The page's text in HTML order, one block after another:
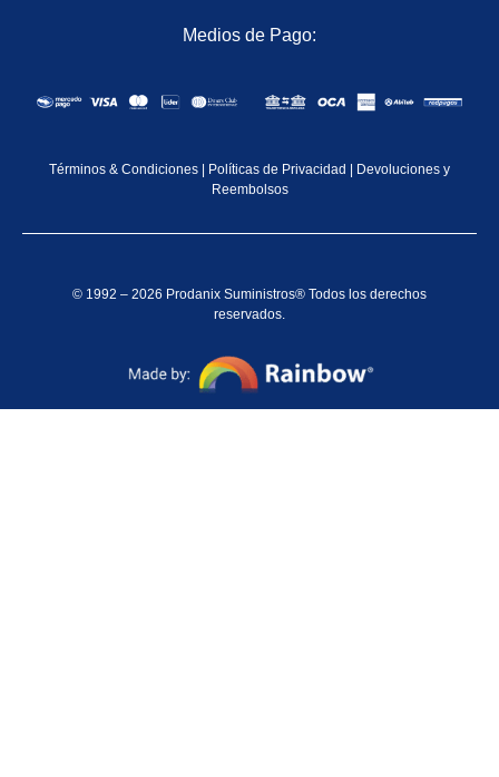
Medios de Pago:
Términos & Condiciones Políticas de Privacidad
Devoluciones y
Reembolsos
© 1992 – 2026 Prodanix Suministros® Todos los derechos
reservados.